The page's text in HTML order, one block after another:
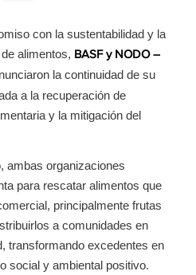
con la sustentabilidad y la
alimentos, BASF y NODO –
la continuidad de su
a la recuperación de
y la mitigación del
ambas organizaciones
para rescatar alimentos que
principalmente frutas
a comunidades en
transformando excedentes en
social y ambiental positivo.